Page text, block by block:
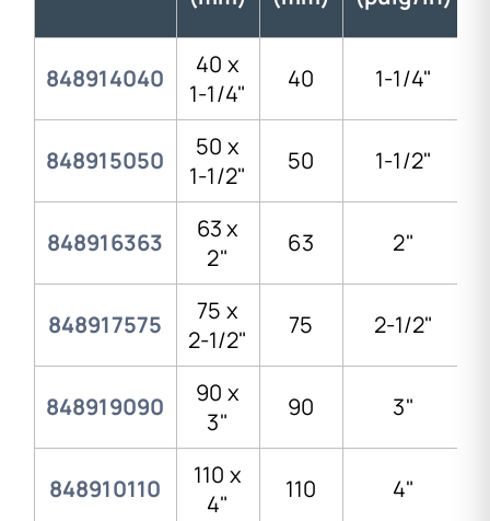
848914040
40 x
1-1/4"
40 1-1/4"
848915050
50 x
1-1/2"
50 1-1/2"
848916363
63 x
2"
63 2"
848917575
75 x
2-1/2"
75 2-1/2"
848919090
90 x
3"
90 3"
848910110
110 x
4"
110 4"